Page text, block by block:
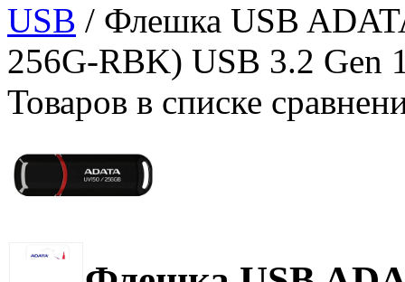
USB / Флешка USB
256G-RBK) USB 3.2 Gen
Товаров в списке